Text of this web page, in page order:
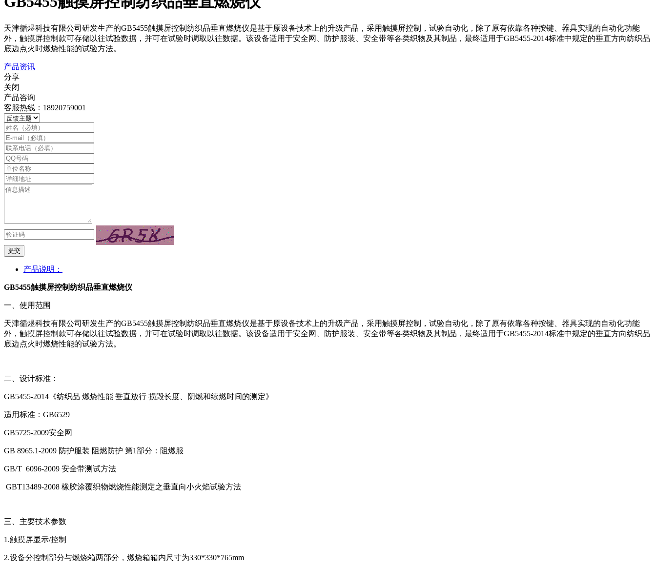
天津循煜科技有限公司研发生产的GB5455触摸屏控制纺织品垂直燃烧仪是基于原设备技术上的升级产品，采用触摸屏控制，试验自动化，除了原有依靠各种按键、器具实现的自动化功能
外，触摸屏控制款可存储以往试验数据，并可在试验时调取以往数据。该设备适用于安全网、防护服装、安全带等各类织物及其制品，最终适用于GB5455-2014标准中规定的垂直方向纺织品
底边点火时燃烧性能的试验方法。
产品资讯
分享
关闭
产品咨询
客服热线：18920759001
提交
产品说明：
GB5455触摸屏控制纺织品垂直燃烧仪
一、使用范围
天津循煜科技有限公司研发生产的GB5455触摸屏控制纺织品垂直燃烧仪是基于原设备技术上的升级产品，采用触摸屏控制，试验自动化，除了原有依靠各种按键、器具实现的自动化功能
外，触摸屏控制款可存储以往试验数据，并可在试验时调取以往数据。该设备适用于安全网、防护服装、安全带等各类织物及其制品，最终适用于GB5455-2014标准中规定的垂直方向纺织品
底边点火时燃烧性能的试验方法。
二、设计标准：
GB5455-2014《纺织品 燃烧性能 垂直放行 损毁长度、阴燃和续燃时间的测定》
适用标准：GB6529
GB5725-2009安全网
GB 8965.1-2009 防护服装 阻燃防护 第1部分：阻燃服
GB/T 6096-2009 安全带测试方法
GBT13489-2008 橡胶涂覆织物燃烧性能测定之垂直向小火焰试验方法
三、主要技术参数
1.触摸屏显示/控制
2.设备分控制部分与燃烧箱两部分，燃烧箱箱内尺寸为330*330*765mm